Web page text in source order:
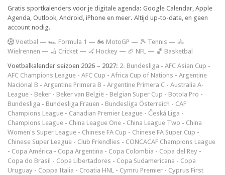
Gratis sportkalenders voor je digitale agenda: Google Calendar, Apple
Agenda, Outlook, Android, iPhone en meer. Altijd up-to-date, en geen
account nodig.
Voetbal — 🏎️ Formula 1 — 🏍 MotoGP — 🎾 Tennis — 🚴
Wielrennen — 🏏 Cricket — 🏑 Hockey — 🏈 NFL — 🏀 Basketbal
Voetbalkalender seizoen 2026 – 2027: 2. Bundesliga - AFC Asian Cup -
AFC Champions League - AFC Cup - Africa Cup of Nations - Argentine
Nacional B - Argentine Primera B - Argentine Primera C - Australia A-
League - Beker - Beker van België - Belgian Super Cup - Botola Pro -
Bundesliga - Bundesliga Frauen - Bundesliga Österreich - CAF
Champions League - Canadian Premier League - Česká Liga -
Champions League - China League One - China League Two - China
Women's Super League - Chinese FA Cup - Chinese FA Super Cup -
Chinese Super League - Club Friendlies - CONCACAF Champions League
- Copa América - Copa Argentina - Copa Colombia - Copa del Rey -
Copa do Brasil - Copa Libertadores - Copa Sudamericana - Copa
Uruguay - Coppa Italia - Croatia HNL - Cymru Premier - Cyprus First